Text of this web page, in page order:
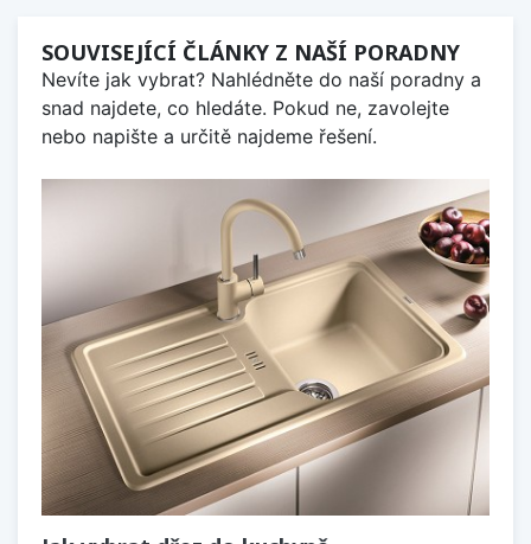
SOUVISEJÍCÍ ČLÁNKY Z NAŠÍ PORADNY
Nevíte jak vybrat? Nahlédněte do naší poradny a
snad najdete, co hledáte. Pokud ne, zavolejte
nebo napište a určitě najdeme řešení.